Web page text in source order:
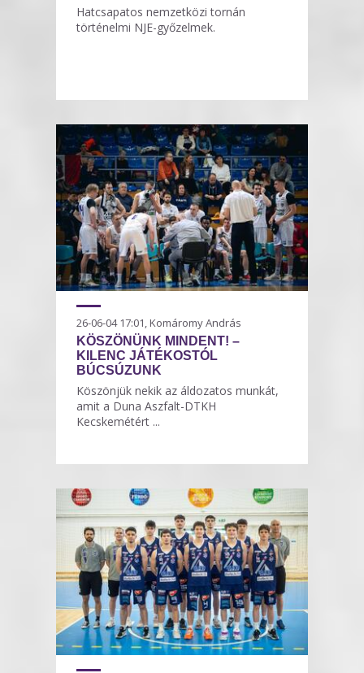
Hatcsapatos nemzetközi tornán
történelmi NJE-győzelmek.
26-06-04 17:01, Komáromy András
KÖSZÖNÜNK MINDENT! –
KILENC JÁTÉKOSTÓL
BÚCSÚZUNK
Köszönjük nekik az áldozatos munkát,
amit a Duna Aszfalt-DTKH
Kecskemétért ...